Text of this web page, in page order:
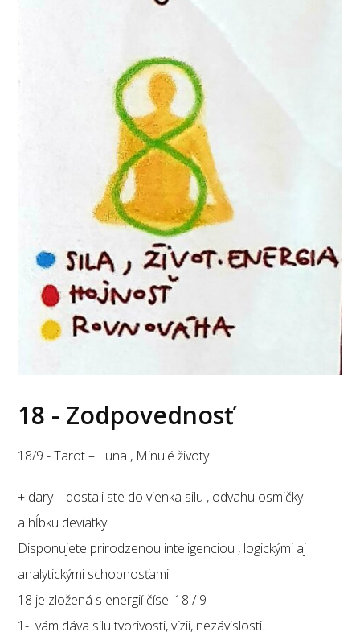
18 - Zodpovednosť
18/9 - Tarot – Luna , Minulé životy
+ dary – dostali ste do vienka silu , odvahu osmičky
a hĺbku deviatky.
Disponujete prirodzenou inteligenciou , logickými aj
analytickými schopnosťami.
18 je zložená s energií čísel 18 / 9 :
1- vám dáva silu tvorivosti, vízii, nezávislosti...